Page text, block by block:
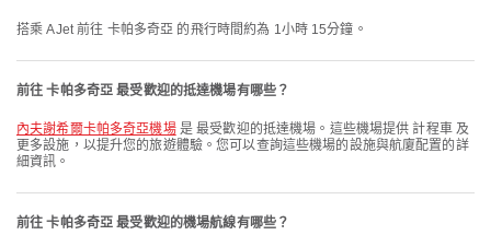
搭乘 AJet 前往 卡帕多奇亞 的飛行時間約為 1小時 15分鐘。
前往 卡帕多奇亞 最受歡迎的抵達機場有哪些？
內夫謝希爾卡帕多奇亞機場是 最受歡迎的抵達機場。這些機場提供 計程車 及
更多設施，以提升您的旅遊體驗。您可以查詢這些機場的設施與航廈配置的詳
細資訊。
前往 卡帕多奇亞 最受歡迎的機場航線有哪些？